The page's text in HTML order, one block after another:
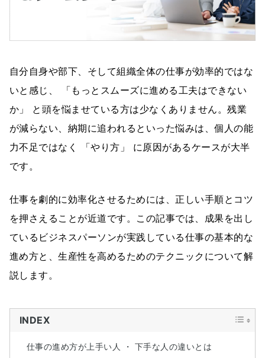
自分自身や部下、そして組織全体の仕事が効率的ではな
いと感じ、 「もっとスムーズに進める工夫はできない
か」 と頭を悩ませている方は少なくありません。残業
が減らない、納期に追われるといった悩みは、個人の能
力不足ではなく 「やり方」 に原因があるケースが大半
です。
仕事を劇的に効率化させるためには、正しい手順とコツ
を押さえることが近道です。この記事では、成果を出し
ているビジネスパーソンが実践している仕事の基本的な
進め方と、生産性を高めるためのテクニックについて解
説します。
INDEX
仕事の進め方が上手い人 ・ 下手な人の違いとは